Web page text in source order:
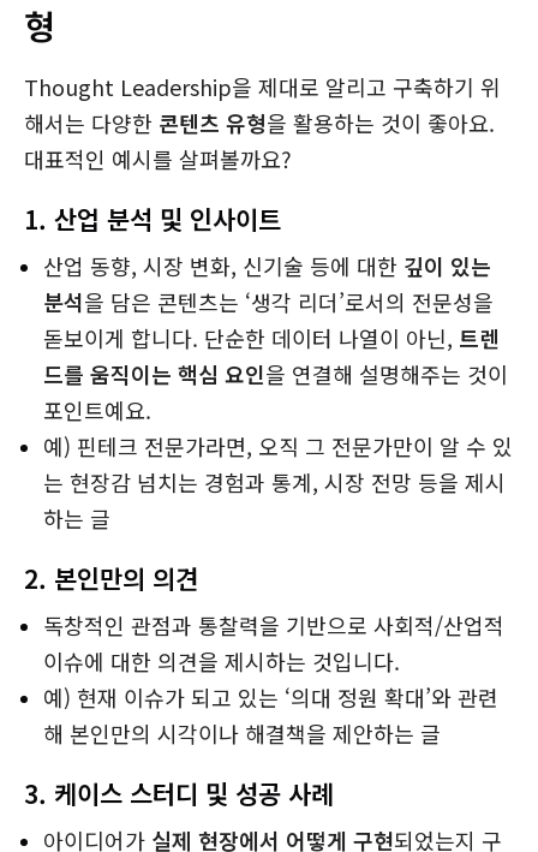
형
Thought Leadership을 제대로 알리고 구축하기 위
해서는 다양한 콘텐츠 유형을 활용하는 것이 좋아요.
대표적인 예시를 살펴볼까요?
1. 산업 분석 및 인사이트
산업 동향, 시장 변화, 신기술 등에 대한 깊이 있는
분석을 담은 콘텐츠는 ‘생각 리더’로서의 전문성을
돋보이게 합니다. 단순한 데이터 나열이 아닌, 트렌
드를 움직이는 핵심 요인을 연결해 설명해주는 것이
포인트예요.
예) 핀테크 전문가라면, 오직 그 전문가만이 알 수 있
는 현장감 넘치는 경험과 통계, 시장 전망 등을 제시
하는 글
2. 본인만의 의견
독창적인 관점과 통찰력을 기반으로 사회적/산업적
이슈에 대한 의견을 제시하는 것입니다.
예) 현재 이슈가 되고 있는 ‘의대 정원 확대’와 관련
해 본인만의 시각이나 해결책을 제안하는 글
3. 케이스 스터디 및 성공 사례
아이디어가 실제 현장에서 어떻게 구현되었는지 구